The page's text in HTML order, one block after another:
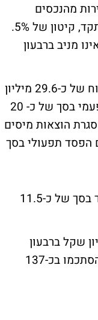
אשתקד, גידול של כ-2%. דמי השכירות מהנכסים
המניבים בצרפת ושוויץ הסתכמו בכ-47.9 מיליון שקל, לעומת 50.4 מיליון שקל אשתקד, קיטון של 5%.
נכללו הכנסות מנכס שנמכר במהלך הרבעון הרביעי של שנת 2012 ואינו מניב ברבעון
ההפסד הנקי המיוחס לבעלי המניות של החברה הסתכם בכ-4 מיליון שקל, לעומת רווח של כ-29.6 מיליון
שקל ברבעון המקביל אשתקד. המעבר להפסד נובע בעיקר מהוצאה בעלת אופי חד פעמי בסך של כ- 20
מ-25% ל-26.5% אשר נרשמה במסגרת הוצאות מיסים
בדצמבר 2012 באופן מדורג ורשם הפסד תפעולי בסך
שקל בתקופה של תשעה חודשים הראשונים להפעלתו של המלון וזאת לעומת הפסד בסך של כ-11.5
ברבעון השלישי בכ-62.6 מיליון שקל, זאת לעומת 73.3 מיליון שקל ברבעון
המקביל אשתקד, ירידה של כ-15% הנובע מגידול בהוצאות הפעלת בתי המלון אשר הסתכמו בכ-137